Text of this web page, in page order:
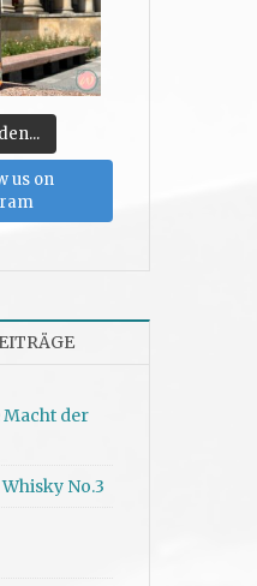
us on
Macht der
No.3